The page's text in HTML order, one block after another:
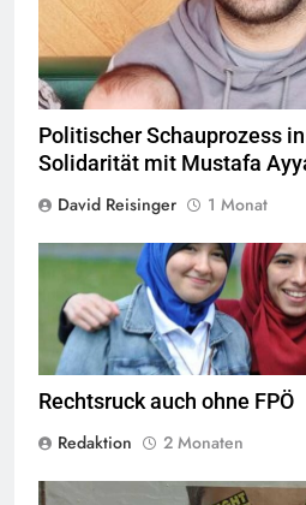
Politischer Schauprozess
Solidarität mit Mustafa
David Reisinger
1 Monat
Das Kopftuchverbot hat nur den
Rechtsruck auch ohne FPÖ
Redaktion
2 Monaten
©